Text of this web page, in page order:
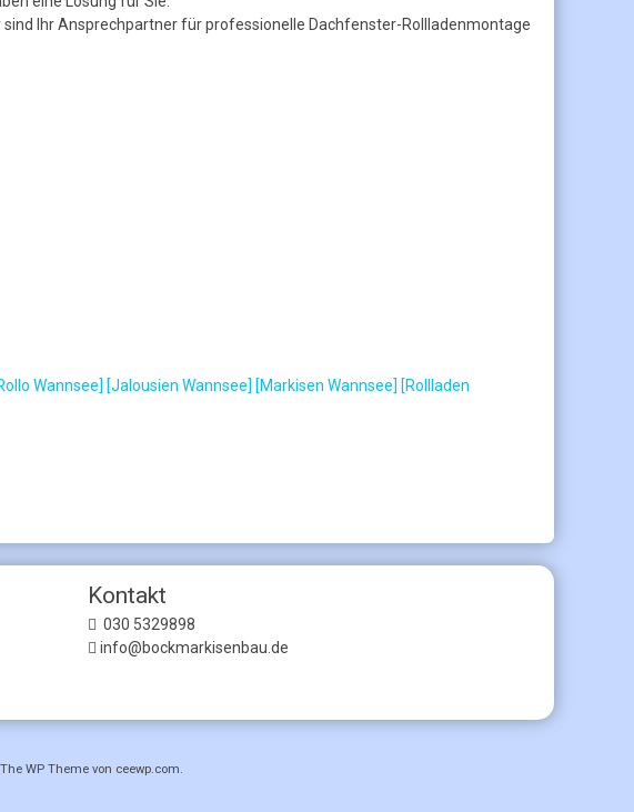
sind Ihr Ansprechpartner für professionelle Dachfenster-Rollladenmontage
Wannsee] [Jalousien Wannsee] [Markisen Wannsee] [Rollladen
Kontakt
030 5329898
info@bockmarkisenbau.de
The WPTheme von ceewp.com.